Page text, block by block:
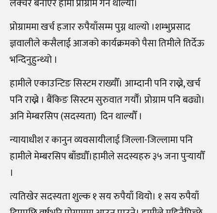
लेक्चर बनाएर हामी प्रोग्राम गर्न थाल्यौँ।
प्रोग्राममा खर्च हजार रुपैयाँसम्म पुग्न थाल्यो ।शम्भुप्रसाद
ज्ञवालीले कसैलाई आजको कार्यक्रमको पैसा तिमीले तिर्देऊ
भन्दिनुहुन्थ्यो ।
हामीले एकाउन्टिङ सिस्टम राख्यौँ। आम्दानी पनि राख्ने, खर्च
पनि राख्ने । बैंकिङ सिस्टम सुरुवात गर्यौँ। प्रोग्राम पनि बढ्यो।
अनि मेम्बरसिप (सदस्यता) दिन थाल्यौँ ।
न्यायाधीश र कानुन व्यवसायीलाई जिल्ला-जिल्लामा पनि
हामीले मेम्बरसिप बाँड्यौँ।हामीले सदस्यहरु ३५ जना पुर्‍यायौँ
।
त्यतिखेर सदस्यता शुल्क १ सय रुपैयाँ थियो। १ सय रुपैयाँ